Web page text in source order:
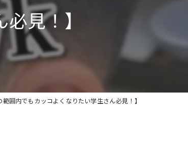
見！】
範囲内でもカッコよくなりたい学生さん必見！】